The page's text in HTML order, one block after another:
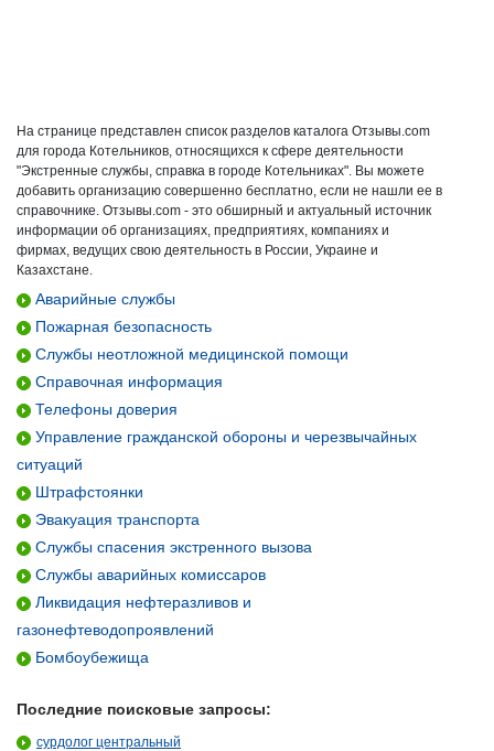
На странице представлен список разделов каталога Отзывы.com
для города Котельников, относящихся к сфере деятельности
"Экстренные службы, справка в городе Котельниках". Вы можете
добавить организацию совершенно бесплатно, если не нашли ее в
справочнике. Отзывы.com - это обширный и актуальный источник
информации об организациях, предприятиях, компаниях и
фирмах, ведущих свою деятельность в России, Украине и
Казахстане.
Аварийные службы
Пожарная безопасность
Службы неотложной медицинской помощи
Справочная информация
Телефоны доверия
Управление гражданской обороны и черезвычайных
ситуаций
Штрафстоянки
Эвакуация транспорта
Службы спасения экстренного вызова
Службы аварийных комиссаров
Ликвидация нефтеразливов и
газонефтеводопроявлений
Бомбоубежища
Последние поисковые запросы:
сурдолог центральный